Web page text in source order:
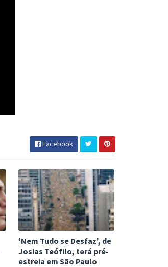
Facebook
'Nem Tudo se Desfaz', de
Josias Teófilo, terá pré-
estreia em São Paulo